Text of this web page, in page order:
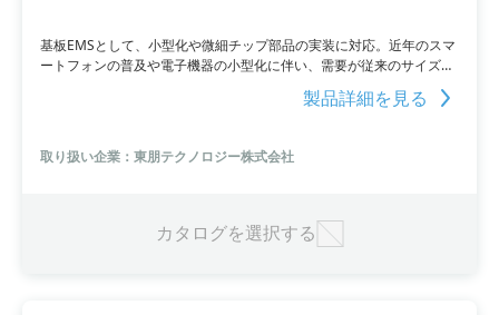
基板EMSとして、小型化や微細チップ部品の実装に対応。近年のスマ
ートフォンの普及や電子機器の小型化に伴い、需要が従来のサイズか
ら小さいサイズへ移行しています。その変化に合わせて1608や1005
サイズの部品は供給に不安が残る状況です。製品詳細を見る
取り扱い企業：東朋テクノロジー株式会社
カタログを選択する